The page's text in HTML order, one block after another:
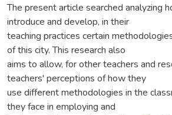
The present article searched analyzing
introduce and develop, in their
teaching practices certain
of this city. This research also
aims to allow, for other teachers and
teachers' perceptions of how they
use different methodologies in the
they face in employing and